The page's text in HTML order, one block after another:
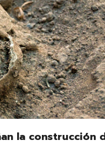
la construcción